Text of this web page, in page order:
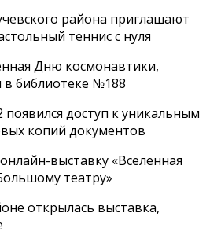
района приглашают
теннис с нуля
Дню космонавтики,
в библиотеке №188
доступ к уникальным
копий документов
выставку «Вселенная
театру»
открылась выставка,